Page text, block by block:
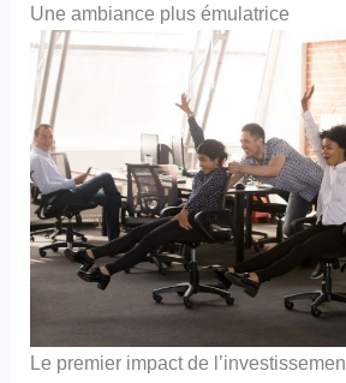
Une ambiance plus émulatrice
Le premier impact de